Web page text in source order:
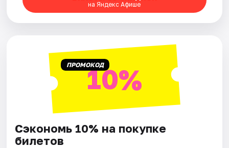
на Яндекс Афише
ПРОМОКОД10%
Сэкономь 10% на покупке
билетов